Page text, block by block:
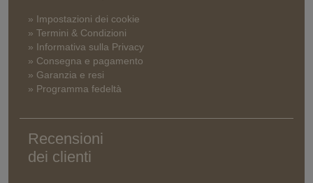
» Impostazioni dei cookie
» Termini & Condizioni
» Informativa sulla Privacy
» Consegna e pagamento
» Garanzia e resi
» Programma fedeltà
Recensioni
dei clienti